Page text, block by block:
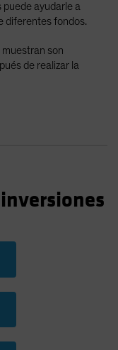
ayudarle a
diferentes fondos.
muestran son
de realizar la